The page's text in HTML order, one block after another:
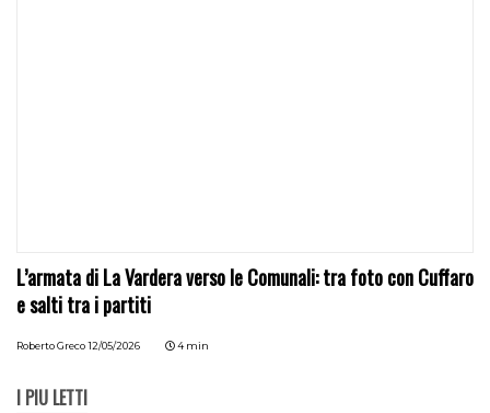
L’armata di La Vardera verso le Comunali: tra foto con Cuffaro
e salti tra i partiti
Roberto Greco 12/05/2026 4 min
I PIÙ LETTI